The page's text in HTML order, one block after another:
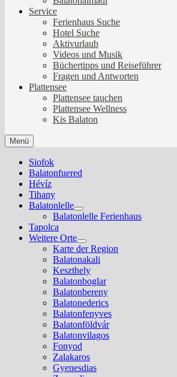
Service
Ferienhaus Suche
Hotel Suche
Aktivurlaub
Videos und Musik
Büchertipps und Reiseführer
Fragen und Antworten
Plattensee
Plattensee tauchen
Plattensee Wellness
Kis Balaton
Menü
Siofok
Balatonfuered
Hévíz
Tihany
Balatonlelle
Show
sub
Balatonlelle Ferienhaus
Tapolca
Weitere Orte
Show
sub
menu
Karte der Region
Balatonakali
Keszthely
Balatonboglar
Balatonbereny
Balatonederics
Balatonfenyves
Balatonföldvár
Balatonvilagos
Fonyod
Zalakaros
Gyenesdias